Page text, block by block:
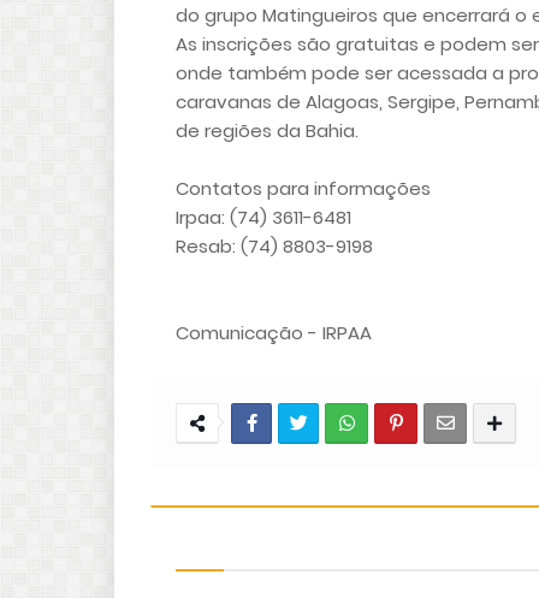
do grupo Matingueiros que encerrará o
As inscrições são gratuitas e podem
onde também pode ser acessada a
caravanas de Alagoas, Sergipe,
de regiões da Bahia.
Contatos para informações
Irpaa: (74) 3611-6481
Resab: (74) 8803-9198
Comunicação - IRPAA